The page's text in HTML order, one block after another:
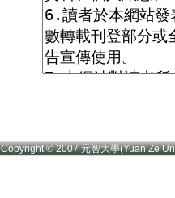
Copyright © 2007 元智大學(Yuan Ze